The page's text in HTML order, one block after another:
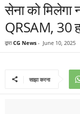
सेना को
QRSAM, 30
द्वारा CG News - June 10, 2025
साझा करना